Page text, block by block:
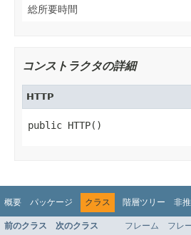
総所要時間
コンストラクタの詳細
HTTP
public HTTP()
概要 パッケージ クラス 階層ツリー 非
前のクラス 次のクラス フレーム フレ